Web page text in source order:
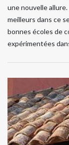
une nouvelle
meilleurs dans ce
bonnes écoles de
expérimentées